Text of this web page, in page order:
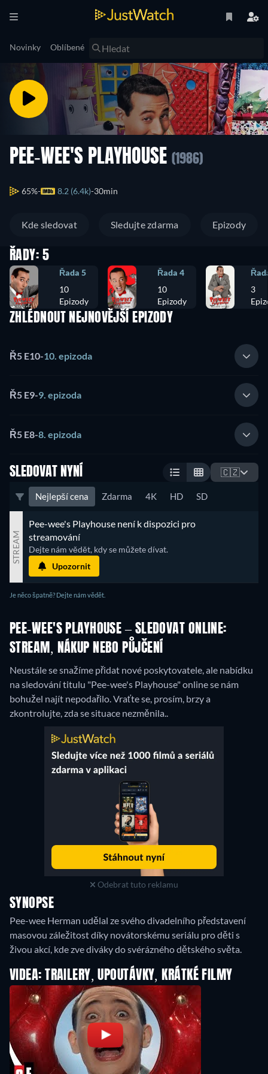
Novinky Oblíbené
PEE-WEE'S PLAYHOUSE (1986)
65% 8.2 (6.4k) 30min
Kde sledovat Sledujte zdarma Epizody
ŘADY: 5
Řada 5
10
Epizody
Řada 4
10
Epizody
3
ZHLÉDNOUT NEJNOVĚJŠÍ EPIZODY
Ř5 E10-10. epizoda
Ř5 E9-9. epizoda
Ř5 E8-8. epizoda
SLEDOVAT NYNÍ 🇨🇿
Nejlepší cena Zdarma 4K HD SD
STREAM
Pee-wee's Playhouse není k dispozici pro
streamování
Dejte nám vědět, kdy se můžete dívat.
Upozornit
Je něco špatně? Dejte nám vědět.
PEE-WEE'S PLAYHOUSE – SLEDOVAT ONLINE:
STREAM, NÁKUP NEBO PŮJČENÍ
Neustále se snažíme přidat nové poskytovatele, ale nabídku
na sledování titulu "Pee-wee's Playhouse" online se nám
bohužel najít nepodařilo. Vraťte se, prosím, brzy a
zkontrolujte, zda se situace nezměnila..
Odebrat tuto reklamu
SYNOPSE
Pee-wee Herman udělal ze svého divadelního představení
masovou záležitost díky novátorskému seriálu pro děti s
živou akcí, kde zve diváky do svérázného dětského světa.
VIDEA: TRAILERY, UPOUTÁVKY, KRÁTKÉ FILMY